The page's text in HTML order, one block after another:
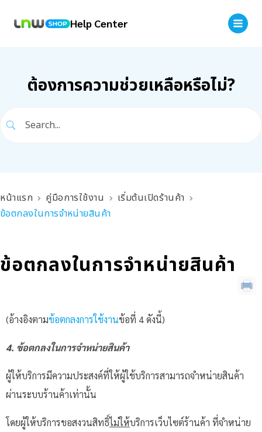
Help Center
ต้องการความช่วยเหลือหรือไม่?
หน้าแรก คู่มือการใช้งาน
เริ่มต้นเปิดร้านค้า
ข้อตกลงในการจำหน่ายสินค้า
ข้อตกลงในการจำหน่ายสินค้า
(อ้างอิงตามข้อตกลงการใช้งานข้อที่ 4 ดังนี้)
4. ข้อตกลงในการจำหน่ายสินค้า
ผู้ให้บริการมีความประสงค์ที่ให้ผู้ใช้บริการสามารถจำหน่ายสินค้า
ผ่านระบบร้านค้าเท่านั้น
โดยผู้ให้บริการขอสงวนสิทธิ์ไม่ให้บริการเว็บไซต์ร้านค้า ที่จำหน่าย